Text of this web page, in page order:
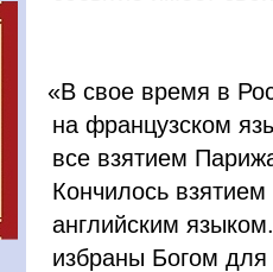
«В свое время в
на французском
все взятием
Кончилось
английским
избраны Богом для